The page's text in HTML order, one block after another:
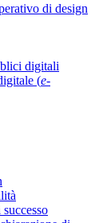
di design
digitali
(e-